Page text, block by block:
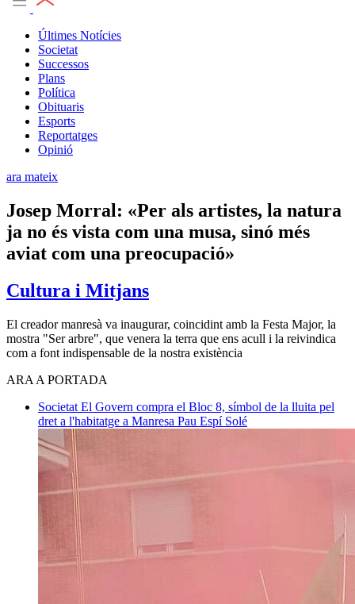
Últimes Notícies
Societat
Successos
Plans
Política
Obituaris
Esports
Reportatges
Opinió
ara mateix
Josep Morral: «Per als artistes, la natura
ja no és vista com una musa, sinó més
aviat com una preocupació»
Cultura i Mitjans
El creador manresà va inaugurar, coincidint amb la Festa Major, la
mostra "Ser arbre", que venera la terra que ens acull i la reivindica
com a font indispensable de la nostra existència
ARA A PORTADA
Societat El Govern compra el Bloc 8, símbol de la lluita pel
dret a l'habitatge a Manresa Pau Espí Solé